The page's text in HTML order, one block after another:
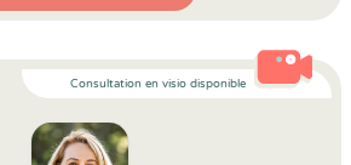
Consultation en visio disponible